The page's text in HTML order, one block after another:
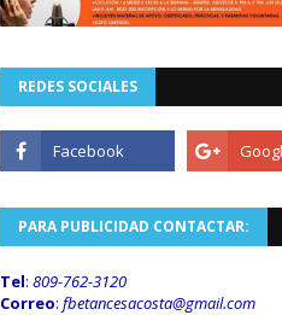
REDES SOCIALES
PARA PUBLICIDAD CONTACTAR:
Tel: 809-762-3120
Correo: fbetancesacosta@gmail.com